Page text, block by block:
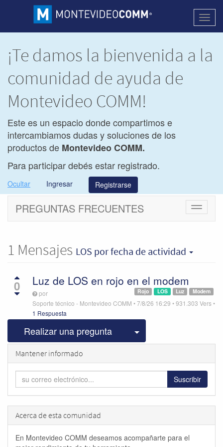
¡Te damos la bienvenida a la
comunidad de ayuda de
Montevideo COMM!
Este es un espacio donde compartimos e
intercambiamos dudas y soluciones de los
productos de Montevideo COMM.
Para participar debés estar registrado.
Ocultar Ingresar Registrarse
Cambiar
PREGUNTAS FRECUENTES
1 Mensajes LOS por fecha de actividad
0 Luz de LOS en rojo en el modem
Modem
Luz
LOS
Rojo
por
Soporte técnico - Montevideo COMM •7/8/26 16:29 •931.303 Vers•
1 Respuesta
Realizar una pregunta Seleccionar
Mantener informado
Suscribir
Acerca de esta comunidad
En Montevideo COMM deseamos acompañarte para el